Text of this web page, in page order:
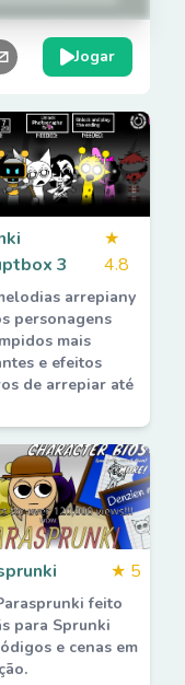
Jogar
3
★
4.8
arrepiany
personagens
mais
e efeitos
de arrepiar até
★ 5
feito
para Sprunki
e cenas em